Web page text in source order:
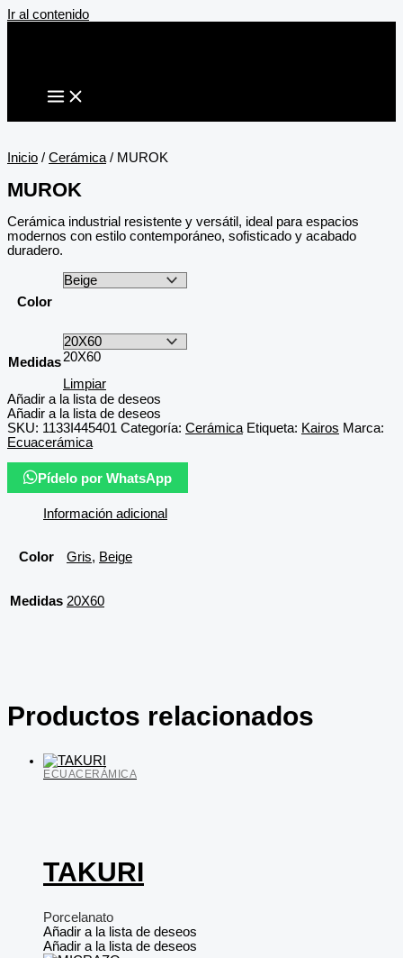
Ir al contenido
Inicio / Cerámica / MUROK
MUROK
Cerámica industrial resistente y versátil, ideal para espacios
modernos con estilo contemporáneo, sofisticado y acabado
duradero.
Color
Medidas20X60
Limpiar
Añadir a la lista de deseos
Añadir a la lista de deseos
SKU: 1133I445401 Categoría: Cerámica Etiqueta: Kairos Marca:
Ecuacerámica
Pídelo por WhatsApp
Información adicional
Color Gris, Beige
Medidas 20X60
Productos relacionados
ECUACERÁMICA
TAKURI
Porcelanato
Añadir a la lista de deseos
Añadir a la lista de deseos